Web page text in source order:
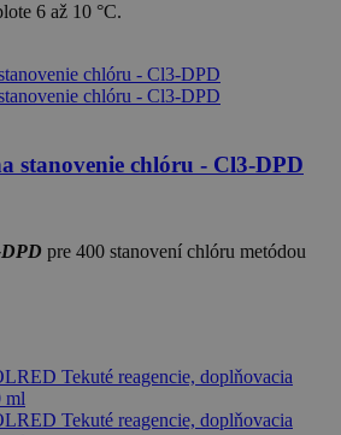
6 až 10 °C.
stanovenie chlóru - Cl3-DPD
pre 400 stanovení chlóru metódou